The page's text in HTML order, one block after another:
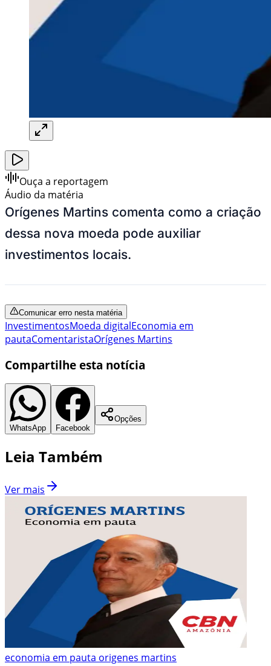
Ouça a reportagem
Áudio da matéria
Orígenes Martins comenta como a criação
dessa nova moeda pode auxiliar
investimentos locais.
Comunicar erro nesta matéria
InvestimentosMoeda digitalEconomia em
pautaComentaristaOrígenes Martins
Compartilhe esta notícia
WhatsApp Facebook
Opções
Leia Também
Ver mais
economia em pauta origenes martins